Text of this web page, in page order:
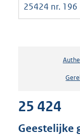
25424 nr. 196
25 424
Geestelijke